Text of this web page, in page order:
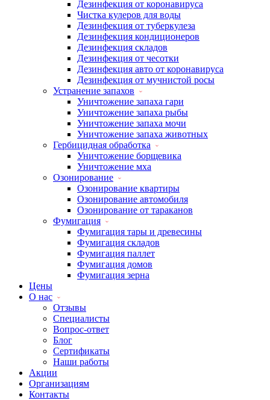
Дезинфекция от коронавируса
Чистка кулеров для воды
Дезинфекция от туберкулеза
Дезинфекция кондиционеров
Дезинфекция складов
Дезинфекция от чесотки
Дезинфекция авто от коронавируса
Дезинфекция от мучнистой росы
Устранение запахов
Уничтожение запаха гари
Уничтожение запаха рыбы
Уничтожение запаха мочи
Уничтожение запаха животных
Гербицидная обработка
Уничтожение борщевика
Уничтожение мха
Озонирование
Озонирование квартиры
Озонирование автомобиля
Озонирование от тараканов
Фумигация
Фумигация тары и древесины
Фумигация складов
Фумигация паллет
Фумигация домов
Фумигация зерна
Цены
О нас
Отзывы
Специалисты
Вопрос-ответ
Блог
Сертификаты
Наши работы
Акции
Организациям
Контакты